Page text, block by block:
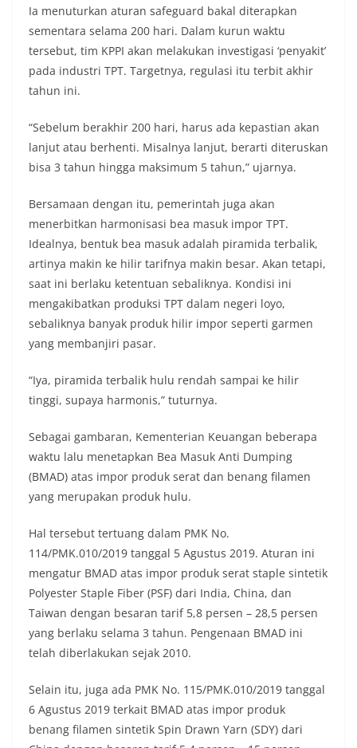
Ia menuturkan aturan safeguard bakal diterapkan
sementara selama 200 hari. Dalam kurun waktu
tersebut, tim KPPI akan melakukan investigasi ‘penyakit’
pada industri TPT. Targetnya, regulasi itu terbit akhir
tahun ini.
“Sebelum berakhir 200 hari, harus ada kepastian akan
lanjut atau berhenti. Misalnya lanjut, berarti diteruskan
bisa 3 tahun hingga maksimum 5 tahun,” ujarnya.
Bersamaan dengan itu, pemerintah juga akan
menerbitkan harmonisasi bea masuk impor TPT.
Idealnya, bentuk bea masuk adalah piramida terbalik,
artinya makin ke hilir tarifnya makin besar. Akan tetapi,
saat ini berlaku ketentuan sebaliknya. Kondisi ini
mengakibatkan produksi TPT dalam negeri loyo,
sebaliknya banyak produk hilir impor seperti garmen
yang membanjiri pasar.
“Iya, piramida terbalik hulu rendah sampai ke hilir
tinggi, supaya harmonis,” tuturnya.
Sebagai gambaran, Kementerian Keuangan beberapa
waktu lalu menetapkan Bea Masuk Anti Dumping
(BMAD) atas impor produk serat dan benang filamen
yang merupakan produk hulu.
Hal tersebut tertuang dalam PMK No.
114/PMK.010/2019 tanggal 5 Agustus 2019. Aturan ini
mengatur BMAD atas impor produk serat staple sintetik
Polyester Staple Fiber (PSF) dari India, China, dan
Taiwan dengan besaran tarif 5,8 persen – 28,5 persen
yang berlaku selama 3 tahun. Pengenaan BMAD ini
telah diberlakukan sejak 2010.
Selain itu, juga ada PMK No. 115/PMK.010/2019 tanggal
6 Agustus 2019 terkait BMAD atas impor produk
benang filamen sintetik Spin Drawn Yarn (SDY) dari